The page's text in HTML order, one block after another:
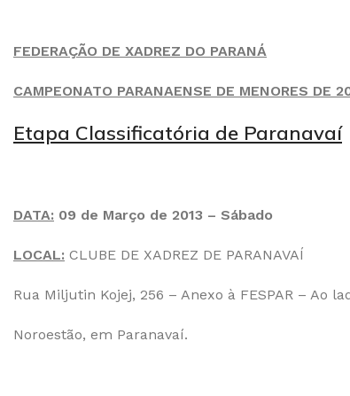
FEDERAÇÃO DE XADREZ DO PARANÁ
CAMPEONATO PARANAENSE DE MENORES DE
Etapa Classificatória de Paranavaí
DATA: 09 de Março de 2013 – Sábado
LOCAL: CLUBE DE XADREZ DE PARANAVAÍ
Rua Miljutin Kojej, 256 – Anexo à FESPAR – Ao
Noroestão, em Paranavaí.